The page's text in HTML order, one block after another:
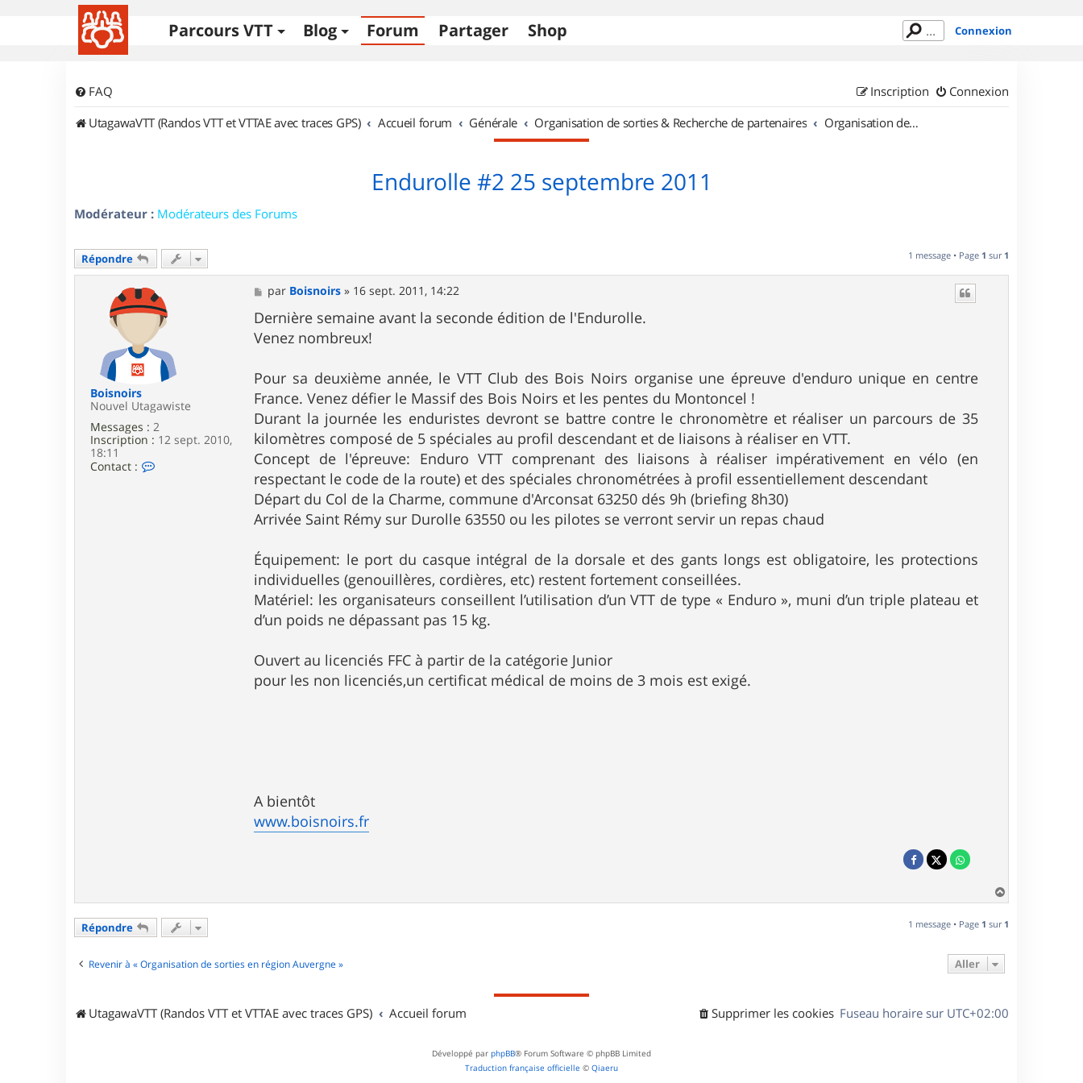
Parcours VTT Blog Forum Partager Shop Connexion
FAQ Connexion
Inscription
UtagawaVTT (Randos VTT et VTTAE avec traces GPS)
Accueil forum Générale Organisation de sorties & Recherche de partenaires Organisation de sorties en région Auvergne
Endurolle #2 25 septembre 2011
Modérateur : Modérateurs des Forums
Répondre 1 message • Page 1 sur 1
Boisnoirs
Nouvel Utagawiste
Messages : 2
Inscription : 12 sept. 2010,
18:11
Contact :
M
e
s
s
a
par Boisnoirs » 16 sept. 2011, 14:22
Dernière semaine avant la seconde édition de l'Endurolle.
Venez nombreux!
Pour sa deuxième année, le VTT Club des Bois Noirs organise une épreuve d'enduro unique en centre
France. Venez défier le Massif des Bois Noirs et les pentes du Montoncel !
Durant la journée les enduristes devront se battre contre le chronomètre et réaliser un parcours de 35
kilomètres composé de 5 spéciales au profil descendant et de liaisons à réaliser en VTT.
Concept de l'épreuve: Enduro VTT comprenant des liaisons à réaliser impérativement en vélo (en
respectant le code de la route) et des spéciales chronométrées à profil essentiellement descendant
Départ du Col de la Charme, commune d'Arconsat 63250 dés 9h (briefing 8h30)
Arrivée Saint Rémy sur Durolle 63550 ou les pilotes se verront servir un repas chaud
Équipement: le port du casque intégral de la dorsale et des gants longs est obligatoire, les protections
individuelles (genouillères, cordières, etc) restent fortement conseillées.
Matériel: les organisateurs conseillent l’utilisation d’un VTT de type « Enduro », muni d’un triple plateau et
d’un poids ne dépassant pas 15 kg.
Ouvert au licenciés FFC à partir de la catégorie Junior
pour les non licenciés,un certificat médical de moins de 3 mois est exigé.
A bientôt
www.boisnoirs.fr
a
t
Répondre 1 message • Page 1 sur 1
Revenir à « Organisation de sorties en région Auvergne » Aller
UtagawaVTT (Randos VTT et VTTAE avec traces GPS) Accueil forum Fuseau horaire sur UTC+02:00
Supprimer les cookies
Développé par phpBB® Forum Software © phpBB Limited
Traduction française officielle © Qiaeru